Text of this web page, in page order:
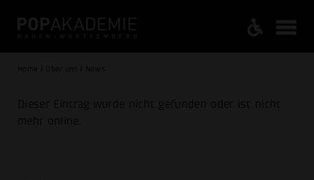
Home / Über uns / News
Dieser Eintrag wurde nicht gefunden oder ist nicht
mehr online.